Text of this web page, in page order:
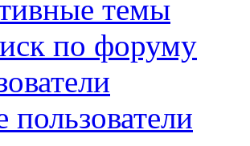
темы
по форуму
пользователи